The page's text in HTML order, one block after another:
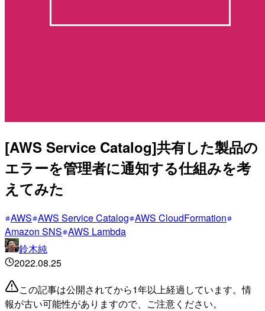
[AWS Service Catalog]共有した製品の
エラーを管理者に通知する仕組みを考
えてみた
AWS AWS Service Catalog AWS CloudFormation
Amazon SNS AWS Lambda
鈴木純
2022.08.25
この記事は公開されてから1年以上経過しています。情
報が古い可能性がありますので、ご注意ください。